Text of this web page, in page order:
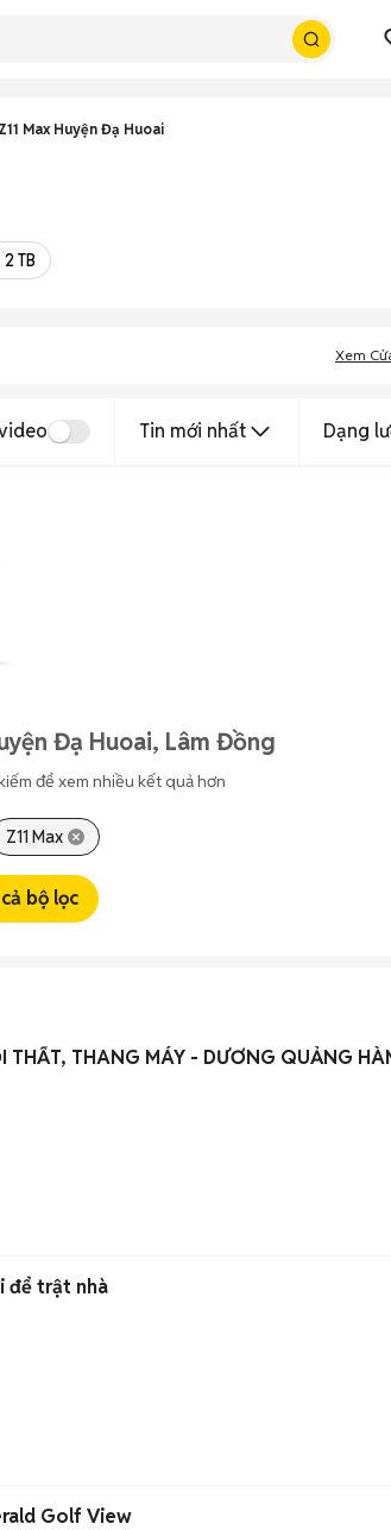
Max Huyện Đạ Huoai
2 TB
Xem
Tin mới nhất Dạng
Đạ Huoai, Lâm Đồng
để xem nhiều kết quả hơn
Z11 Max
bộ lọc
THẤT, THANG MÁY - DƯƠNG QUẢNG
để trật nhà
Golf View